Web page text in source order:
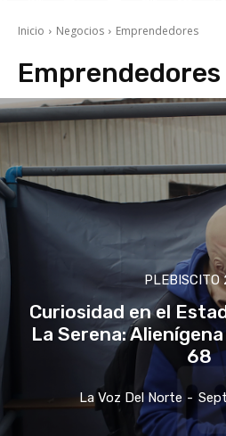
Inicio Negocios Emprendedores
Emprendedores
PLEBISCITO
Curiosidad en el
La Serena:
68
La Voz Del Norte -